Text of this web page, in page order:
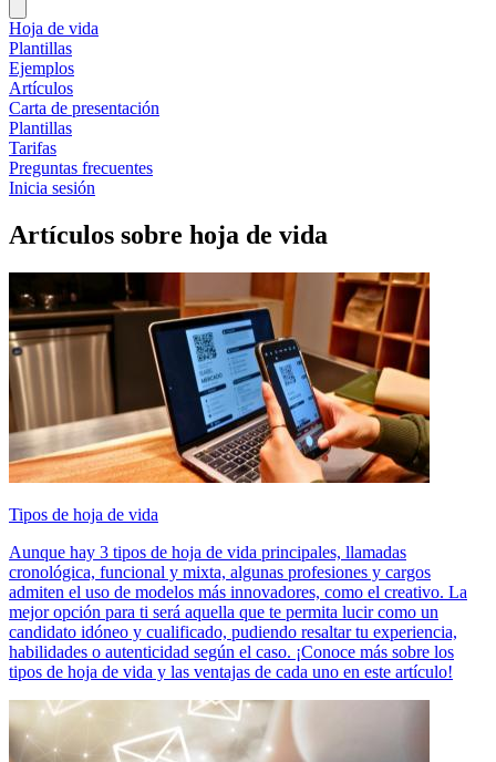
Hoja de vida
Plantillas
Ejemplos
Artículos
Carta de presentación
Plantillas
Tarifas
Preguntas frecuentes
Inicia sesión
Artículos sobre hoja de vida
Tipos de hoja de vida
Aunque hay 3 tipos de hoja de vida principales, llamadas
cronológica, funcional y mixta, algunas profesiones y cargos
admiten el uso de modelos más innovadores, como el creativo. La
mejor opción para ti será aquella que te permita lucir como un
candidato idóneo y cualificado, pudiendo resaltar tu experiencia,
habilidades o autenticidad según el caso. ¡Conoce más sobre los
tipos de hoja de vida y las ventajas de cada uno en este artículo!